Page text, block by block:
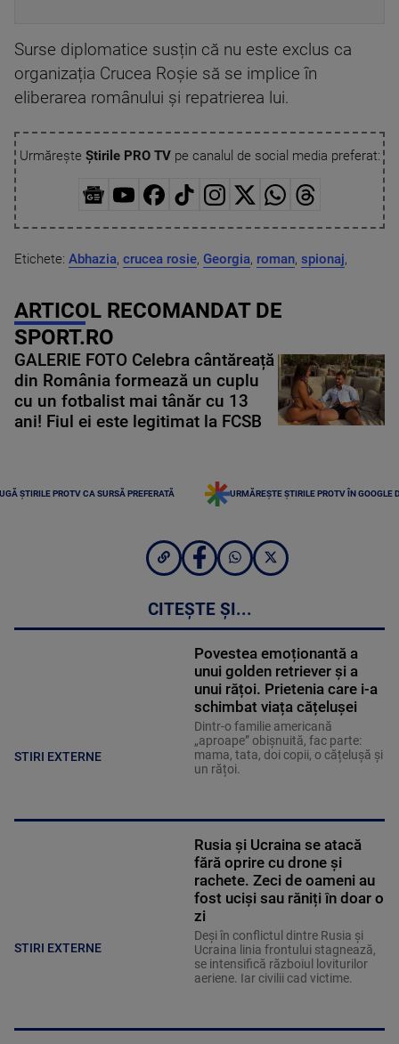
Surse diplomatice susțin că nu este exclus ca
organizația Crucea Roșie să se implice în
eliberarea românului și repatrierea lui.
Urmărește Știrile PRO TVpe canalul de social media preferat:
Etichete: Abhazia, crucea rosie, Georgia, roman, spionaj,
ARTICOL RECOMANDAT DE
SPORT.RO
GALERIE FOTO Celebra cântăreață
din România formează un cuplu
cu un fotbalist mai tânăr cu 13
ani! Fiul ei este legitimat la FCSB
ȘTIRILE PROTV CA SURSĂ PREFERATĂ URMĂREȘTE ȘTIRILE PROTV ÎN GOOGLE
CITEȘTE ȘI...
STIRI EXTERNE
Povestea emoționantă a
unui golden retriever și a
unui rățoi. Prietenia care i-a
schimbat viața cățelușei
Dintr-o familie americană
„aproape” obișnuită, fac parte:
mama, tata, doi copii, o cățelușă și
un rățoi.
STIRI EXTERNE
Rusia și Ucraina se atacă
fără oprire cu drone și
rachete. Zeci de oameni au
fost uciși sau răniți în doar o
zi
Deși în conflictul dintre Rusia și
Ucraina linia frontului stagnează,
se intensifică războiul loviturilor
aeriene. Iar civilii cad victime.